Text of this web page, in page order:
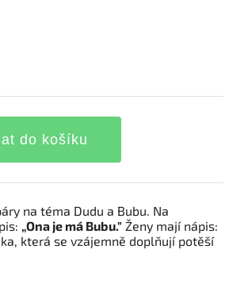
do košíku
na téma Dudu a Bubu. Na
„Ona je má Bubu." Ženy mají nápis:
která se vzájemně doplňují potěší